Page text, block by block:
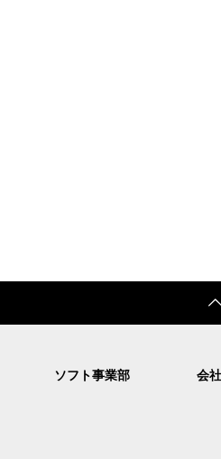
ソフト事業部 会